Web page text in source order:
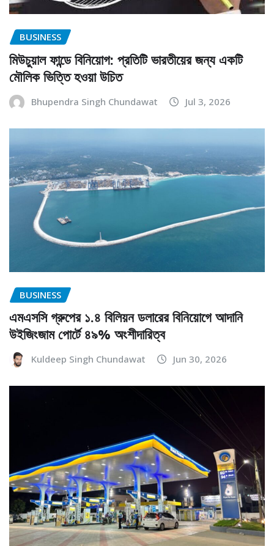
BUSINESS
মিউচুয়াল ফান্ডে বিনিয়োগ: প্রতিটি ভারতীয়ের জন্য একটি
মৌলিক ভিত্তি হওয়া উচিত
Bhupendra Singh Chundawat Jul 3, 2026
BUSINESS
এমএসসি গ্রুপের ১.৪ বিলিয়ন ডলারের বিনিয়োগে আদানি
উইজিংজাম পোর্টে ৪৯% অংশীদারিত্ব
Kuldeep Singh Chundawat Jun 30, 2026